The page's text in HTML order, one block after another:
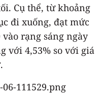
Cụ thể, từ khoảng
đi xuống, đạt mức
rạng sáng ngày
với 4,53% so với giá